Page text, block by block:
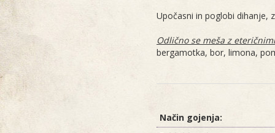
Upočasni in poglobi dihanje,
Odlično se meša z
bergamotka, bor, limona,
Način gojenja: